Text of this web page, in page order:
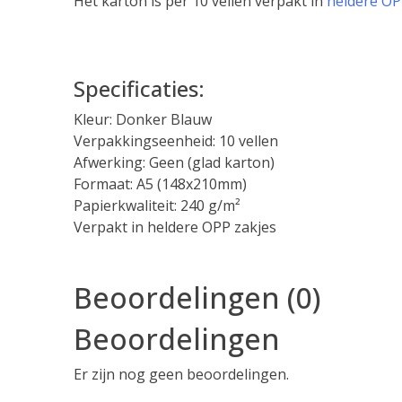
Specificaties:
Kleur: Donker Blauw
Verpakkingseenheid: 10 vellen
Afwerking: Geen (glad karton)
Formaat: A5 (148x210mm)
Papierkwaliteit: 240 g/m²
Verpakt in heldere OPP zakjes
Beoordelingen (0)
Beoordelingen
Er zijn nog geen beoordelingen.